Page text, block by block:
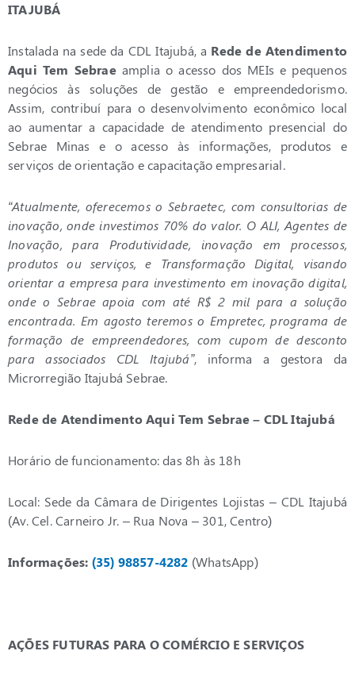
ITAJUBÁ
Instalada na sede da CDL Itajubá, a Rede de Atendimento
Aqui Tem Sebrae amplia o acesso dos MEIs e pequenos
negócios às soluções de gestão e empreendedorismo.
Assim, contribuí para o desenvolvimento econômico local
ao aumentar a capacidade de atendimento presencial do
Sebrae Minas e o acesso às informações, produtos e
serviços de orientação e capacitação empresarial.
“Atualmente, oferecemos o Sebraetec, com consultorias de
inovação, onde investimos 70% do valor. O ALI, Agentes de
Inovação, para Produtividade, inovação em processos,
produtos ou serviços, e Transformação Digital, visando
orientar a empresa para investimento em inovação digital,
onde o Sebrae apoia com até R$ 2 mil para a solução
encontrada. Em agosto teremos o Empretec,programa de
formação de empreendedores, com cupom de desconto
para associados CDL Itajubá”, informa a gestora da
Microrregião Itajubá Sebrae.
Rede de Atendimento Aqui Tem Sebrae – CDL Itajubá
Horário de funcionamento: das 8h às 18h
Local: Sede da Câmara de Dirigentes Lojistas – CDL Itajubá
(Av. Cel. Carneiro Jr. – Rua Nova – 301, Centro)
Informações: (35) 98857-4282 (WhatsApp)
AÇÕES FUTURAS PARA O COMÉRCIO E SERVIÇOS